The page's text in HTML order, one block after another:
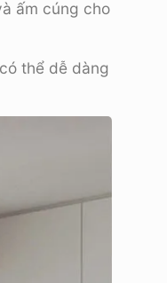
ấm cúng cho
thể dễ dàng